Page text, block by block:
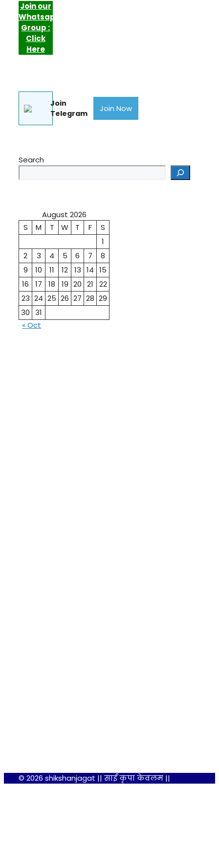
Join our
Whatsapp
Group :
Click
Here
Join
Telegram
Join Now
Search
August 2026
S
M T W T F
S
1
2
3 4 5 6 7
8
9
10 11 12 13 14 15
16
17 18 19 20 21
22
23 24 25 26 27 28 29
30 31
« Oct
© 2026 shikshanjagat || साईं कृपा केवलम ||